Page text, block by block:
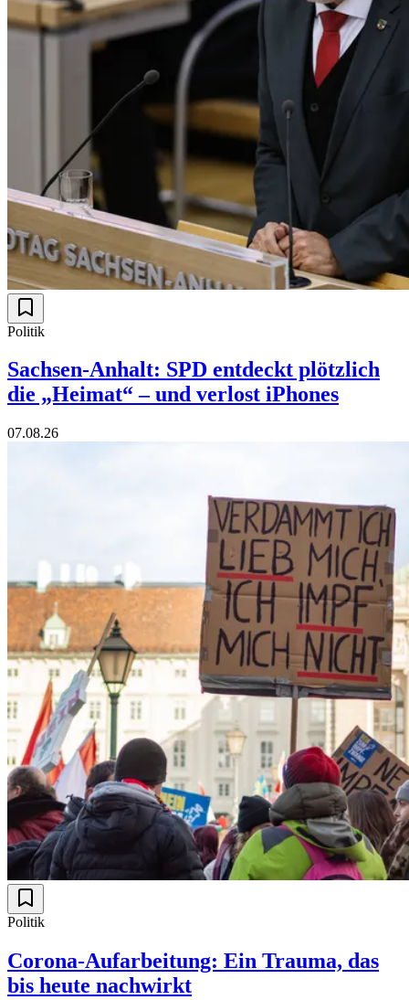
Politik
Sachsen-Anhalt: SPD entdeckt plötzlich
die „Heimat“ – und verlost iPhones
07.08.26
Politik
Corona-Aufarbeitung: Ein Trauma, das
bis heute nachwirkt